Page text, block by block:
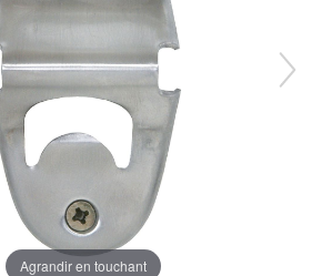
Agrandir en touchant